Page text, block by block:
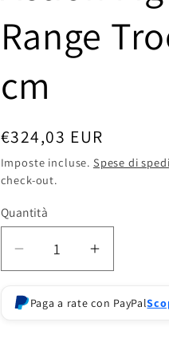
g
i
Range
cm
Prezzo
di
listino
€324,03 EUR
Imposte incluse. Spese di
check-out.
Quantità
Diminuisci
per
Aumenta
per
Paga a rate con PayPal